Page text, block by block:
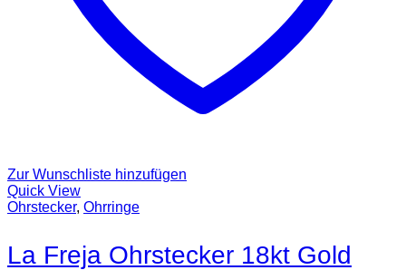
Zur Wunschliste hinzufügen
Quick View
Ohrstecker, Ohrringe
La Freja Ohrstecker 18kt Gold